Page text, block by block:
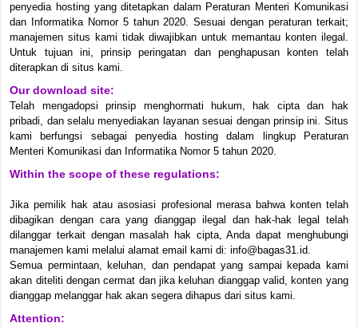
penyedia hosting yang ditetapkan dalam Peraturan Menteri Komunikasi
dan Informatika Nomor 5 tahun 2020. Sesuai dengan peraturan terkait;
manajemen situs kami tidak diwajibkan untuk memantau konten ilegal.
Untuk tujuan ini, prinsip peringatan dan penghapusan konten telah
diterapkan di situs kami.
Our download site:
Telah mengadopsi prinsip menghormati hukum, hak cipta dan hak
pribadi, dan selalu menyediakan layanan sesuai dengan prinsip ini. Situs
kami berfungsi sebagai penyedia hosting dalam lingkup Peraturan
Menteri Komunikasi dan Informatika Nomor 5 tahun 2020.
Within the scope of these regulations:
Jika pemilik hak atau asosiasi profesional merasa bahwa konten telah
dibagikan dengan cara yang dianggap ilegal dan hak-hak legal telah
dilanggar terkait dengan masalah hak cipta, Anda dapat menghubungi
manajemen kami melalui alamat email kami di: info@bagas31.id.
Semua permintaan, keluhan, dan pendapat yang sampai kepada kami
akan diteliti dengan cermat dan jika keluhan dianggap valid, konten yang
dianggap melanggar hak akan segera dihapus dari situs kami.
Attention: